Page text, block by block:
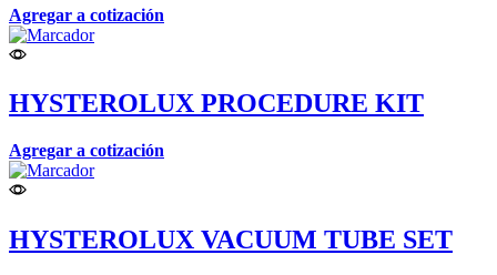
Agregar a cotización
HYSTEROLUX PROCEDURE KIT
Agregar a cotización
HYSTEROLUX VACUUM TUBE SET